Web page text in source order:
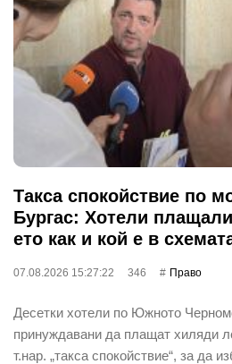
Такса спокойствие по
Бургас: Хотели
ето как и кой е в
07.08.2026 15:27:22 346 Право
Десетки хотели по Южното
принуждавани да плащат хиляди
т.нар. „такса спокойствие“, за да